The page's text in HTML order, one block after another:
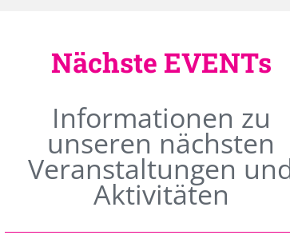
Nächste EVENTs
Informationen zu
unseren nächsten
Veranstaltungen
Aktivitäten